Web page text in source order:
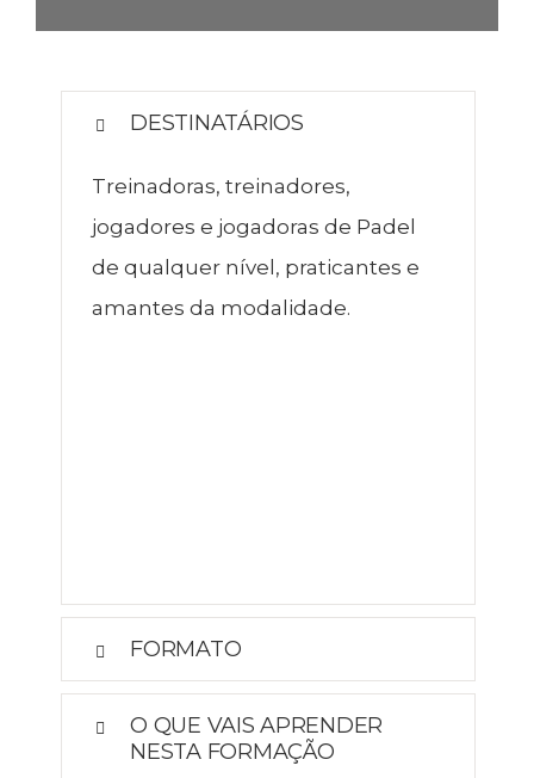
DESTINATÁRIOS
Treinadoras, treinadores,
jogadores e jogadoras de Padel
de qualquer nível, praticantes e
amantes da modalidade.
FORMATO
O QUE VAIS APRENDER
NESTA FORMAÇÃO